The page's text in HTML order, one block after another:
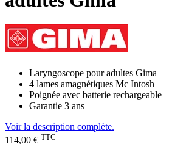
Laryngoscope pour adultes Gima
4 lames amagnétiques Mc Intosh
Poignée avec batterie rechargeable
Garantie 3 ans
Voir la description complète.
114,00 € TTC